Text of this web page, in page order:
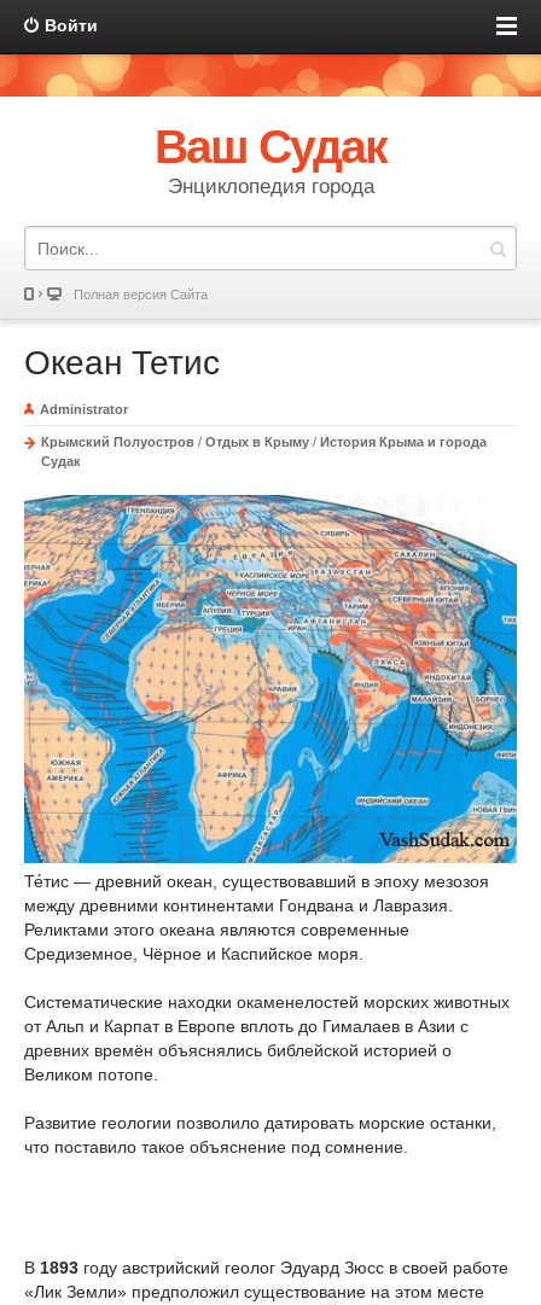
Войти
Ваш Судак
Энциклопедия города
Полная версия Сайта
Океан Тетис
Administrator
Крымский Полуостров / Отдых в Крыму / История Крыма и города
Судак
Те́тис — древний океан, существовавший в эпоху мезозоя
между древними континентами Гондвана и Лавразия.
Реликтами этого океана являются современные
Средиземное, Чёрное и Каспийское моря.
Систематические находки окаменелостей морских животных
от Альп и Карпат в Европе вплоть до Гималаев в Азии с
древних времён объяснялись библейской историей о
Великом потопе.
Развитие геологии позволило датировать морские останки,
что поставило такое объяснение под сомнение.
В 1893 году австрийский геолог Эдуард Зюсс в своей работе
«Лик Земли» предположил существование на этом месте